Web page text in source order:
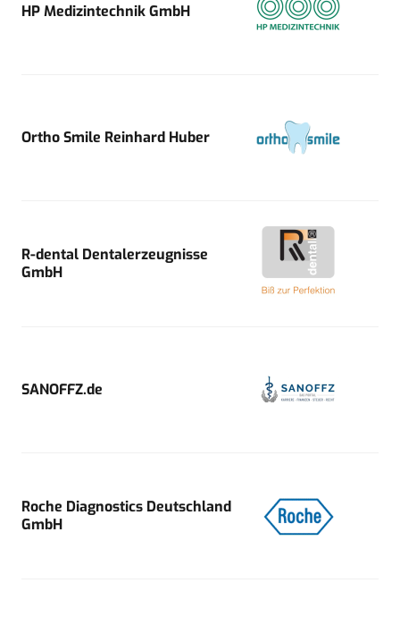
HP Medizintechnik GmbH
Ortho Smile Reinhard Huber
R-dental Dentalerzeugnisse
GmbH
SANOFFZ.de
Roche Diagnostics Deutschland
GmbH